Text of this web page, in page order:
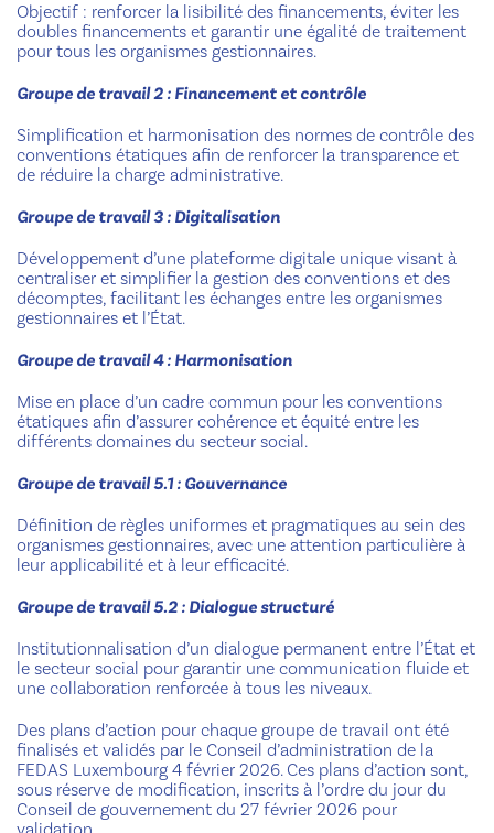
Objectif : renforcer la lisibilité des financements, éviter les
doubles financements et garantir une égalité de traitement
pour tous les organismes gestionnaires.
Groupe de travail 2 : Financement et contrôle
Simplification et harmonisation des normes de contrôle des
conventions étatiques afin de renforcer la transparence et
de réduire la charge administrative.
Groupe de travail 3 : Digitalisation
Développement d’une plateforme digitale unique visant à
centraliser et simplifier la gestion des conventions et des
décomptes, facilitant les échanges entre les organismes
gestionnaires et l’État.
Groupe de travail 4 : Harmonisation
Mise en place d’un cadre commun pour les conventions
étatiques afin d’assurer cohérence et équité entre les
différents domaines du secteur social.
Groupe de travail 5.1 : Gouvernance
Définition de règles uniformes et pragmatiques au sein des
organismes gestionnaires, avec une attention particulière à
leur applicabilité et à leur efficacité.
Groupe de travail 5.2 : Dialogue structuré
Institutionnalisation d’un dialogue permanent entre l’État et
le secteur social pour garantir une communication fluide et
une collaboration renforcée à tous les niveaux.
Des plans d’action pour chaque groupe de travail ont été
finalisés et validés par le Conseil d’administration de la
FEDAS Luxembourg 4 février 2026. Ces plans d’action sont,
sous réserve de modification, inscrits à l’ordre du jour du
Conseil de gouvernement du 27 février 2026 pour